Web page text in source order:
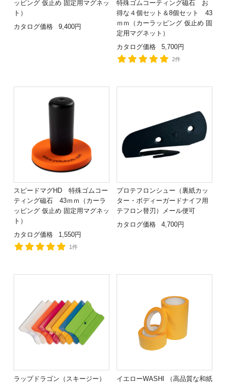
ッピング 仮止め 固定用マグネッ
ト）
カタログ価格
9,400円
特殊ゴムコーティング磁石 お
得な４個セット＆8個セット 43
ｍｍ（カーラッピング 仮止め 固
定用マグネット）
カタログ価格
5,700円
2件
スピードマグHD 特殊ゴムコー
ティング磁石 43ｍｍ（カーラ
ッピング 仮止め 固定用マグネッ
ト）
カタログ価格
1,550円
1件
プロテフロンシュー（裏紙カッ
ター・ボディーガードナイフ用
テフロン替刃）メール便可
カタログ価格
4,700円
ラップドラゴン（スキージー）
イエローWASHI （高品質な和紙